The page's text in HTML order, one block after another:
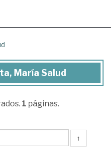
María Salud
1 páginas.
↑